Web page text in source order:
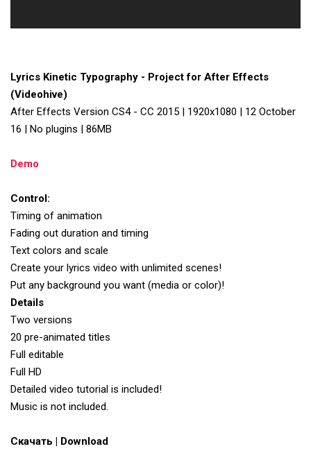
Lyrics Kinetic Typography - Project for After Effects
(Videohive)
After Effects Version CS4 - CC 2015 | 1920x1080 | 12 October
16 | No plugins | 86MB
Demo
Control:
Timing of animation
Fading out duration and timing
Text colors and scale
Create your lyrics video with unlimited scenes!
Put any background you want (media or color)!
Details
Two versions
20 pre-animated titles
Full editable
Full HD
Detailed video tutorial is included!
Music is not included.
Скачать | Download